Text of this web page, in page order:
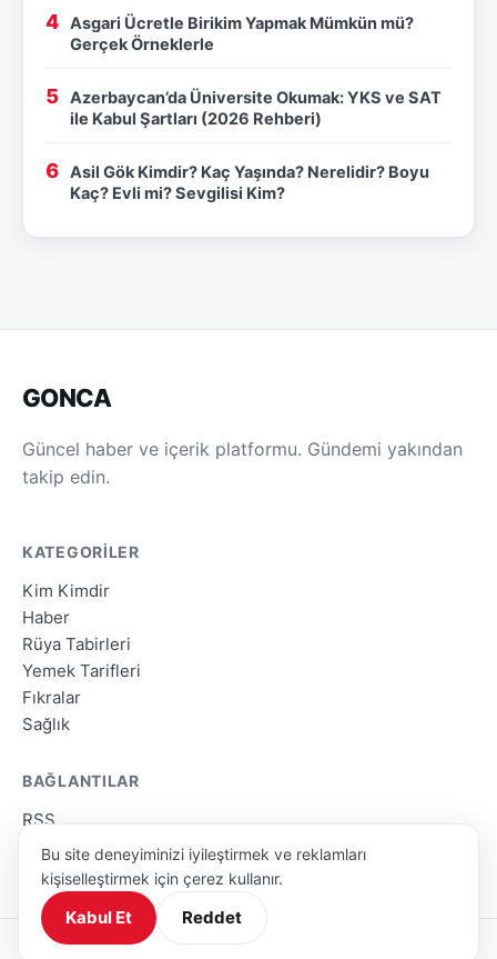
Asgari Ücretle Birikim Yapmak Mümkün mü?
Gerçek Örneklerle
Azerbaycan’da Üniversite Okumak: YKS ve SAT
ile Kabul Şartları (2026 Rehberi)
Asil Gök Kimdir? Kaç Yaşında? Nerelidir? Boyu
Kaç? Evli mi? Sevgilisi Kim?
GONCA
Güncel haber ve içerik platformu. Gündemi yakından
takip edin.
KATEGORILER
Kim Kimdir
Haber
Rüya Tabirleri
Yemek Tarifleri
Fıkralar
Sağlık
BAĞLANTILAR
RSS
Site Haritası
Arama
© 2026 GONCA · Tüm hakları saklıdır.
Bu site deneyiminizi iyileştirmek ve reklamları
kişiselleştirmek için çerez kullanır.
Kabul Et Reddet